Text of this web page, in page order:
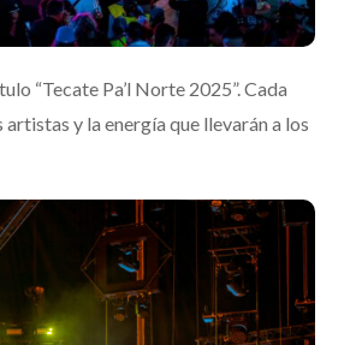
“Tecate Pa’l Norte 2025”. Cada
y la energía que llevarán a los